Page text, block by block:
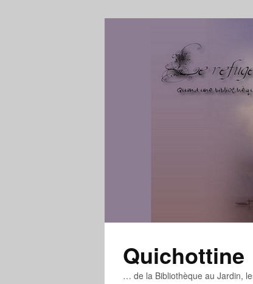
Quichottine
… de la Bibliothèque au Jardin,